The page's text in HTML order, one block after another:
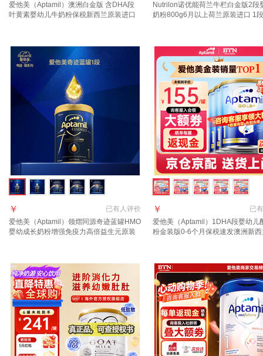
爱他美（Aptamil）澳洲白金版 含DHA段
叶黄素婴幼儿牛奶粉保税新西兰原装进口
Nutrilon诺优能荷兰牛栏白金版2段
奶粉800g6月以上荷兰原装进口 1
已有人评价
￥
爱他美（Aptamil）领熠同源奇迹蓝罐HMO
婴幼成长奶粉增强免疫力高倍益生元原装
已有
￥
爱他美（Aptamil）1DHA段婴幼儿
粉金装版0-6个月保税速发澳洲新